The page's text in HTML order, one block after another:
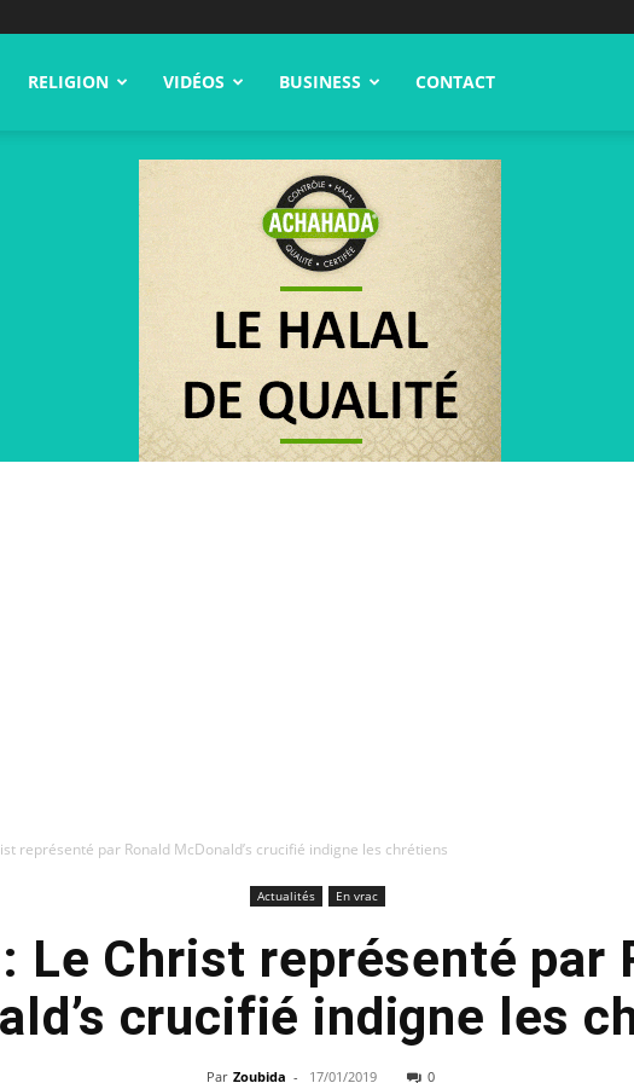
RELIGION VIDÉOS BUSINESS CONTACT
représenté par Ronald McDonald’s crucifié indigne les chrétiens
Actualités En vrac
Le Christ représenté par
crucifié indigne les
Par Zoubida - 17/01/2019 0